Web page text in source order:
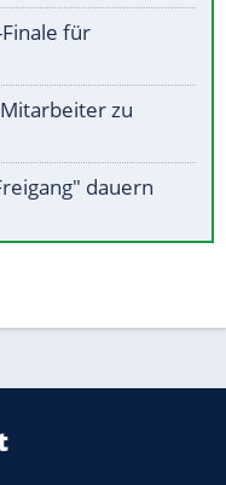
für
zu
dauern